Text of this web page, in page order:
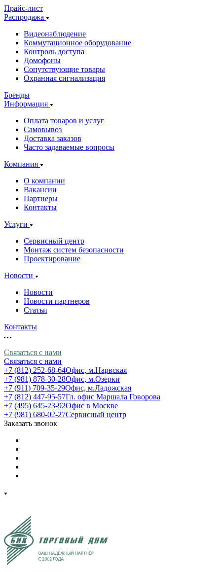
Прайс-лист
Распродажа
Видеонаблюдение
Коммутационное оборудование
Контроль доступа
Домофоны
Сопутствующие товары
Охранная сигнализация
Бренды
Информация
Оплата товаров и услуг
Самовывоз
Доставка заказов
Часто задаваемые вопросы
Компания
О компании
Вакансии
Партнеры
Контакты
Услуги
Сервисный центр
Монтаж систем безопасности
Проектирование
Новости
Новости
Новости партнеров
Статьи
Контакты
Связаться с нами
Связаться с нами
+7 (812) 252-68-64Офис, м.Нарвская
+7 (981) 878-30-28Офис, м.Озерки
+7 (911) 709-35-29Офис, м.Ладожская
+7 (812) 447-95-57Гл. офис Маршала Говорова
+7 (495) 645-23-92Офис в Москве
+7 (981) 680-02-27Сервисный центр
Заказать звонок